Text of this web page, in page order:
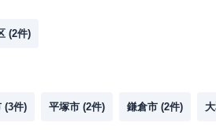
(2件)
(3件) 平塚市 (2件) 鎌倉市 (2件)